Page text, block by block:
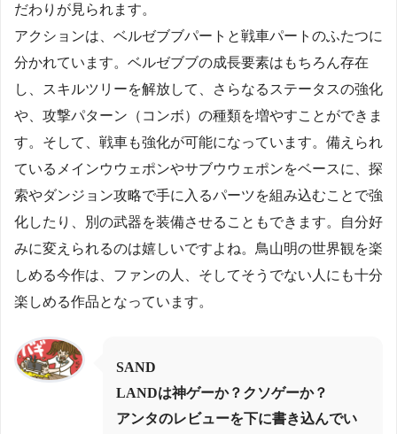
だわりが見られます。
アクションは、ベルゼブブパートと戦車パートのふたつに
分かれています。ベルゼブブの成長要素はもちろん存在
し、スキルツリーを解放して、さらなるステータスの強化
や、攻撃パターン（コンボ）の種類を増やすことができま
す。そして、戦車も強化が可能になっています。備えられ
ているメインウウェポンやサブウウェポンをベースに、探
索やダンジョン攻略で手に入るパーツを組み込むことで強
化したり、別の武器を装備させることもできます。自分好
みに変えられるのは嬉しいですよね。鳥山明の世界観を楽
しめる今作は、ファンの人、そしてそうでない人にも十分
楽しめる作品となっています。
SAND
LANDは神ゲーか？クソゲーか？
アンタのレビューを下に書き込んでい